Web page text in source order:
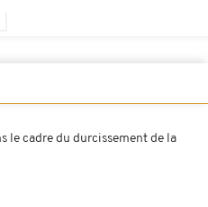
le cadre du durcissement de la